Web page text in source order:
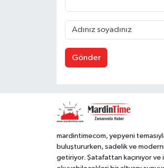
Gönder
mardintimecom, yepyeni
buluştururken, sadelik ve
getiriyor. Şatafattan kaçınıyor ve